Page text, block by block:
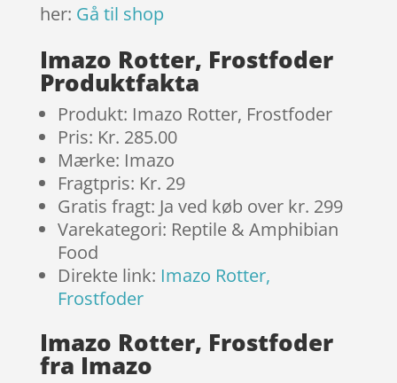
her: Gå til shop
Imazo Rotter, Frostfoder
Produktfakta
Produkt: Imazo Rotter, Frostfoder
Pris: Kr. 285.00
Mærke: Imazo
Fragtpris: Kr. 29
Gratis fragt: Ja ved køb over kr. 299
Varekategori: Reptile & Amphibian
Food
Direkte link: Imazo Rotter,
Frostfoder
Imazo Rotter, Frostfoder
fra Imazo